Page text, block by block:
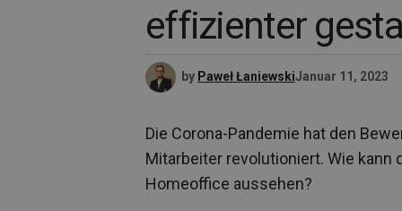
effizienter
by Paweł ŁaniewskiJanuar 11, 2023
Die Corona-Pandemie hat den
Mitarbeiter revolutioniert. Wie kann
Homeoffice aussehen?